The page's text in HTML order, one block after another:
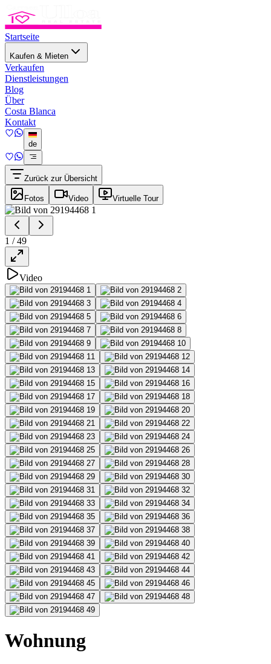
Startseite
Kaufen & Mieten
Verkaufen
Dienstleistungen
Blog
Über
Costa Blanca
Kontakt
de
Zurück zur Übersicht
Fotos Video Virtuelle Tour
1 /49
Video
Wohnung